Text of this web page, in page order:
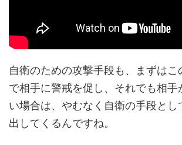
自衛のための攻撃手段も、まずはこ
で相手に警戒を促し、それでも相手
い場合は、やむなく自衛の手段とし
出してくるんですね。